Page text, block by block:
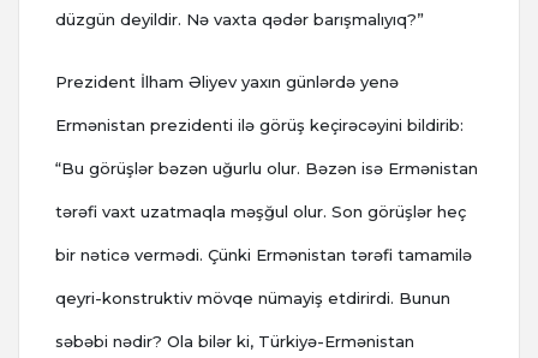
düzgün deyildir. Nə vaxta qədər barışmalıyıq?”
Prezident İlham Əliyev yaxın günlərdə yenə
Ermənistan prezidenti ilə görüş keçirəcəyini bildirib:
“Bu görüşlər bəzən uğurlu olur. Bəzən isə Ermənistan
tərəfi vaxt uzatmaqla məşğul olur. Son görüşlər heç
bir nəticə vermədi. Çünki Ermənistan tərəfi tamamilə
qeyri-konstruktiv mövqe nümayiş etdirirdi. Bunun
səbəbi nədir? Ola bilər ki, Türkiyə-Ermənistan